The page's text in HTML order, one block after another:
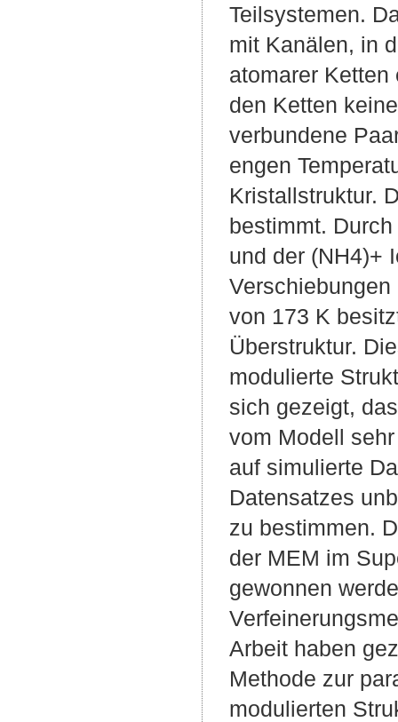
Teilsystemen.
mit Kanälen, in
atomarer
den Ketten
verbundene
engen
Kristallstruktur.
bestimmt.
und der (NH4)+
von 173 K
Überstruktur.
modulierte
sich gezeigt,
vom Modell
auf simulierte
Datensatzes
zu bestimmen.
der MEM im
gewonnen
Arbeit haben
Methode zur
modulierten